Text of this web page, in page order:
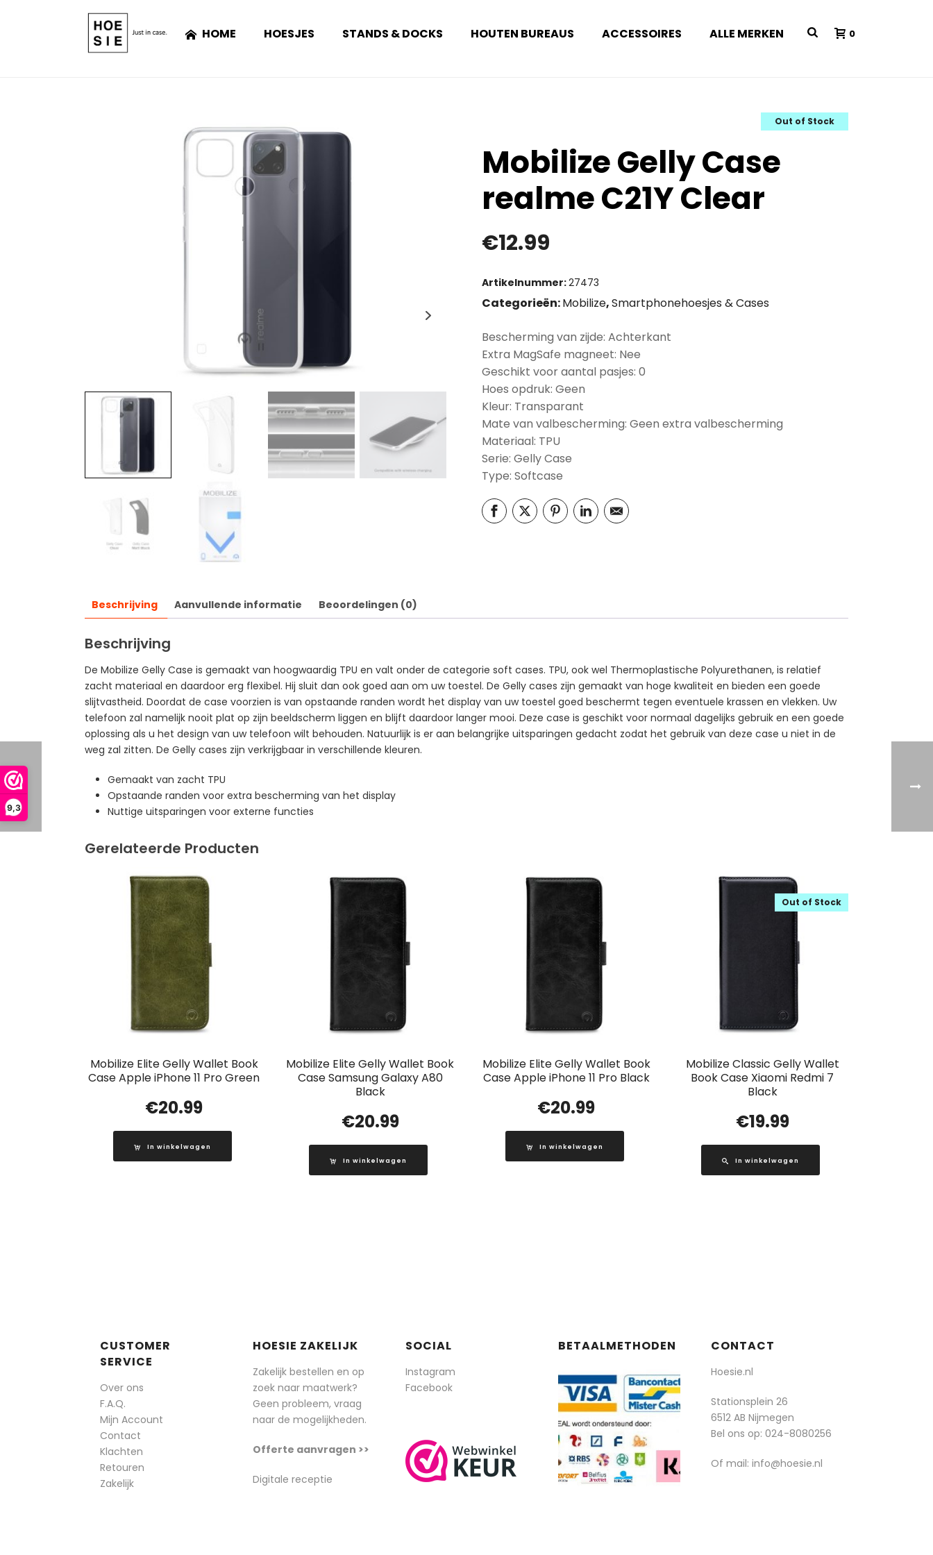
9,3
HOME HOESJES STANDS & DOCKS HOUTEN BUREAUS ACCESSOIRES ALLE MERKEN 0
Out of Stock
Mobilize Gelly Case
realme C21Y Clear
€12.99
Artikelnummer:27473
Categorieën:Mobilize,Smartphonehoesjes & Cases
Bescherming van zijde: Achterkant
Extra MagSafe magneet: Nee
Geschikt voor aantal pasjes: 0
Hoes opdruk: Geen
Kleur: Transparant
Mate van valbescherming: Geen extra valbescherming
Materiaal: TPU
Serie: Gelly Case
Type: Softcase
Beschrijving Aanvullende informatie Beoordelingen (0)
Beschrijving
De Mobilize Gelly Case is gemaakt van hoogwaardig TPU en valt onder de categorie soft cases. TPU, ook wel Thermoplastische Polyurethanen, is relatief
zacht materiaal en daardoor erg flexibel. Hij sluit dan ook goed aan om uw toestel. De Gelly cases zijn gemaakt van hoge kwaliteit en bieden een goede
slijtvastheid. Doordat de case voorzien is van opstaande randen wordt het display van uw toestel goed beschermt tegen eventuele krassen en vlekken. Uw
telefoon zal namelijk nooit plat op zijn beeldscherm liggen en blijft daardoor langer mooi. Deze case is geschikt voor normaal dagelijks gebruik en een goede
oplossing als u het design van uw telefoon wilt behouden. Natuurlijk is er aan belangrijke uitsparingen gedacht zodat het gebruik van deze case u niet in de
weg zal zitten. De Gelly cases zijn verkrijgbaar in verschillende kleuren.
Gemaakt van zacht TPU
Opstaande randen voor extra bescherming van het display
Nuttige uitsparingen voor externe functies
Gerelateerde Producten
Mobilize Elite Gelly Wallet Book
Case Apple iPhone 11 Pro Green
€20.99
In winkelwagen
Mobilize Elite Gelly Wallet Book
Case Samsung Galaxy A80
Black
€20.99
In winkelwagen
Mobilize Elite Gelly Wallet Book
Case Apple iPhone 11 Pro Black
€20.99
In winkelwagen
Mobilize Classic Gelly Wallet
Book Case Xiaomi Redmi 7
Black
Out of Stock
€19.99
In winkelwagen
CUSTOMER
SERVICE
Over ons
F.A.Q.
Mijn Account
Contact
Klachten
Retouren
Zakelijk
HOESIE ZAKELIJK
Zakelijk bestellen en op
zoek naar maatwerk?
Geen probleem, vraag
naar de mogelijkheden.
Offerte aanvragen >>
Digitale receptie
SOCIAL
Instagram
Facebook
BETAALMETHODEN CONTACT
Hoesie.nl
Stationsplein 26
6512 AB Nijmegen
Bel ons op: 024-8080256
Of mail: info@hoesie.nl